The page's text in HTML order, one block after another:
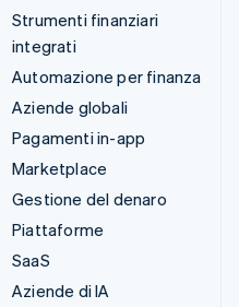
Strumenti finanziari
integrati
Automazione per finanza
Aziende globali
Pagamenti in-app
Marketplace
Gestione del denaro
Piattaforme
SaaS
Aziende di IA